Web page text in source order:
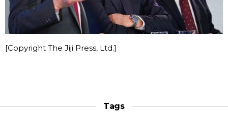
[Copyright The Jiji Press, Ltd.]
Tags